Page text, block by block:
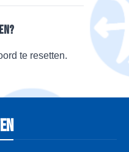
te resetten.